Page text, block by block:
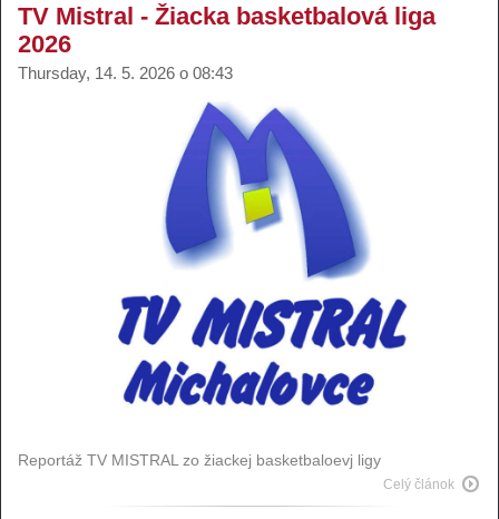
TV Mistral - Žiacka basketbalová liga
2026
Thursday, 14. 5. 2026 o 08:43
Reportáž TV MISTRAL zo žiackej basketbaloevj ligy
Celý článok